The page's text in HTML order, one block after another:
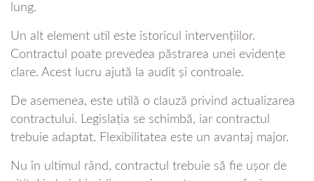
lung.
Un alt element util este istoricul intervențiilor.
Contractul poate prevedea păstrarea unei evidențe
clare. Acest lucru ajută la audit și controale.
De asemenea, este utilă o clauză privind actualizarea
contractului. Legislația se schimbă, iar contractul
trebuie adaptat. Flexibilitatea este un avantaj major.
Nu în ultimul rând, contractul trebuie să fie ușor de